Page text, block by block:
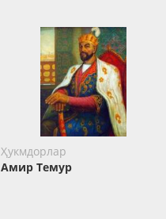
Ҳукмдорлар
Амир Темур